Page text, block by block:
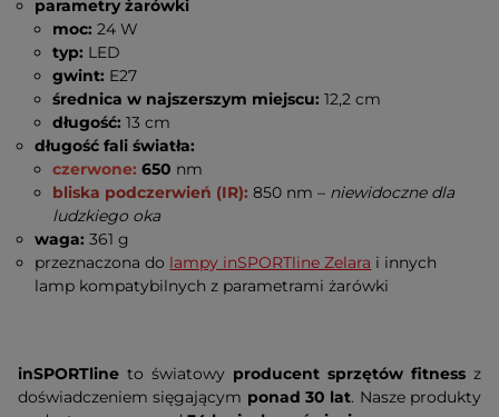
parametry żarówki
moc: 24 W
typ: LED
gwint: E27
średnica w najszerszym miejscu: 12,2 cm
długość: 13 cm
długość fali światła:
czerwone: 650 nm
bliska podczerwień (IR): 850 nm – niewidoczne dla
ludzkiego oka
waga:361 g
przeznaczona do lampy inSPORTline Zelara i innych
lamp kompatybilnych z parametrami żarówki
inSPORTline to światowy producent sprzętów fitness z
doświadczeniem sięgającym ponad 30 lat. Nasze produkty